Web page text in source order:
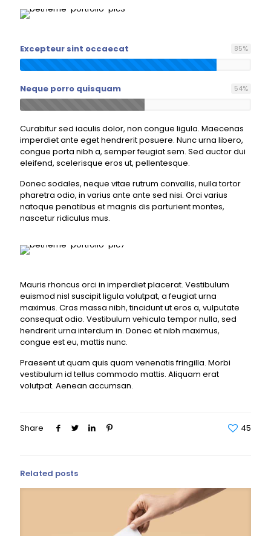
Excepteur sint occaecat 85%
Neque porro quisquam 54%
Curabitur sed iaculis dolor, non congue ligula. Maecenas
imperdiet ante eget hendrerit posuere. Nunc urna libero,
congue porta nibh a, semper feugiat sem. Sed auctor dui
eleifend, scelerisque eros ut, pellentesque.
Donec sodales, neque vitae rutrum convallis, nulla tortor
pharetra odio, in varius ante ante sed nisi. Orci varius
natoque penatibus et magnis dis parturient montes,
nascetur ridiculus mus.
Mauris rhoncus orci in imperdiet placerat. Vestibulum
euismod nisl suscipit ligula volutpat, a feugiat urna
maximus. Cras massa nibh, tincidunt ut eros a, vulputate
consequat odio. Vestibulum vehicula tempor nulla, sed
hendrerit urna interdum in. Donec et nibh maximus,
congue est eu, mattis nunc.
Praesent ut quam quis quam venenatis fringilla. Morbi
vestibulum id tellus commodo mattis. Aliquam erat
volutpat. Aenean accumsan.
Share 45
Related posts